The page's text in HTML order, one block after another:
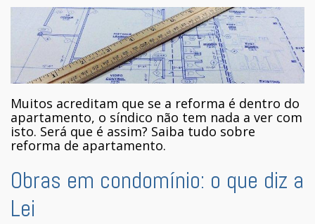
Muitos acreditam que se a reforma é dentro do
apartamento, o síndico não tem nada a ver com
isto. Será que é assim? Saiba tudo sobre
reforma de apartamento.
Obras em condomínio: o que diz a
Lei